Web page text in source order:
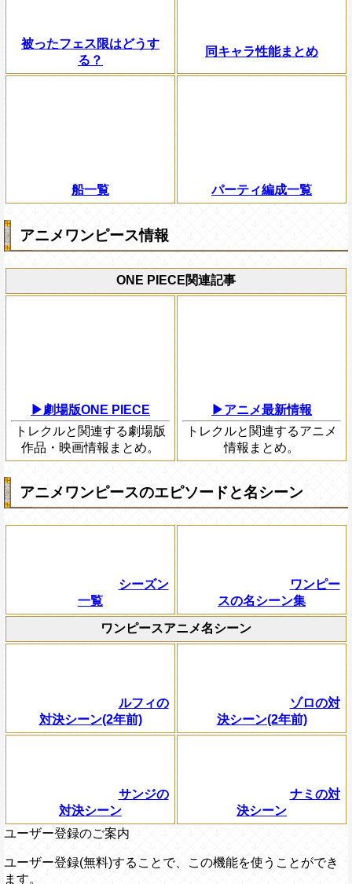
被ったフェス限はどうす
る？
同キャラ性能まとめ
船一覧 パーティ編成一覧
アニメワンピース情報
ONE PIECE関連記事
▶劇場版ONE PIECE
トレクルと関連する劇場版
作品・映画情報まとめ。
▶アニメ最新情報
トレクルと関連するアニメ
情報まとめ。
アニメワンピースのエピソードと名シーン
シーズン
一覧
ワンピー
スの名シーン集
ワンピースアニメ名シーン
ルフィの
対決シーン(2年前)
ゾロの対
決シーン(2年前)
サンジの
対決シーン
ナミの対
決シーン
ユーザー登録のご案内
ユーザー登録(無料)することで、この機能を使うことができ
ます。